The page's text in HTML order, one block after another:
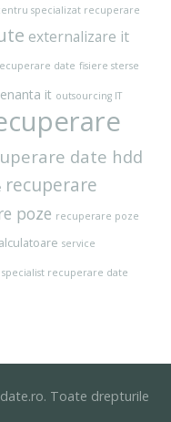
specializat recuperare
externalizare it
date fisiere sterse
it outsourcing IT
date hdd
recuperare
poze recuperare poze
service
specialist recuperare date
Toate drepturile